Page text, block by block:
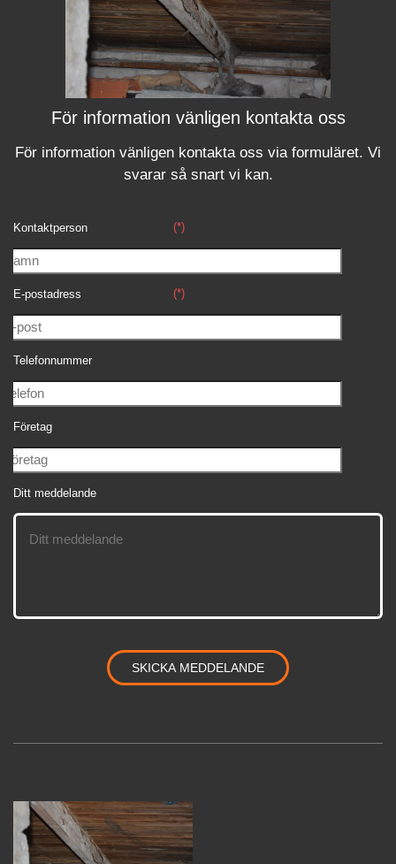
För information vänligen kontakta oss
För information vänligen kontakta oss via formuläret. Vi
svararså snart vi kan.
Kontaktperson (*)
E-postadress (*)
Telefonnummer
Företag
Ditt meddelande